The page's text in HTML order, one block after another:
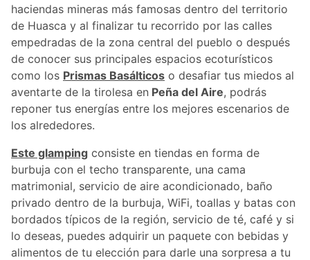
haciendas mineras más famosas dentro del territorio
de Huasca y al finalizar tu recorrido por las calles
empedradas de la zona central del pueblo o después
de conocer sus principales espacios ecoturísticos
como los Prismas Basálticos o desafiar tus miedos al
aventarte de la tirolesa en Peña del Aire, podrás
reponer tus energías entre los mejores escenarios de
los alrededores.
Este glamping consiste en tiendas en forma de
burbuja con el techo transparente, una cama
matrimonial, servicio de aire acondicionado, baño
privado dentro de la burbuja, WiFi, toallas y batas con
bordados típicos de la región, servicio de té, café y si
lo deseas, puedes adquirir un paquete con bebidas y
alimentos de tu elección para darle una sorpresa a tu